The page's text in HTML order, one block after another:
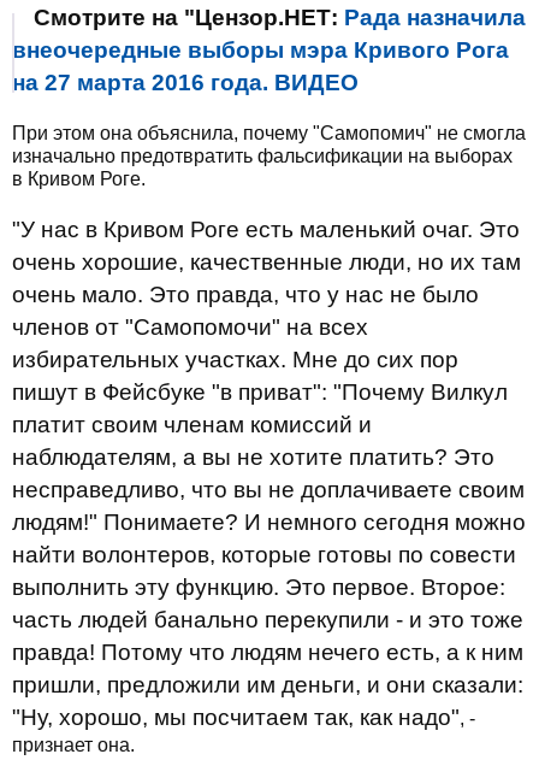
Смотрите на "Цензор.НЕТ: Рада назначила
внеочередные выборы мэра Кривого Рога
на 27 марта 2016 года. ВИДЕО
При этом она объяснила, почему "Самопомич" не смогла
изначально предотвратить фальсификации на выборах
в Кривом Роге.
"У нас в Кривом Роге есть маленький очаг. Это
очень хорошие, качественные люди, но их там
очень мало. Это правда, что у нас не было
членов от "Самопомочи" на всех
избирательных участках. Мне до сих пор
пишут в Фейсбуке "в приват": "Почему Вилкул
платит своим членам комиссий и
наблюдателям, а вы не хотите платить? Это
несправедливо, что вы не доплачиваете своим
людям!" Понимаете? И немного сегодня можно
найти волонтеров, которые готовы по совести
выполнить эту функцию. Это первое. Второе:
часть людей банально перекупили - и это тоже
правда! Потому что людям нечего есть, а к ним
пришли, предложили им деньги, и они сказали:
"Ну, хорошо, мы посчитаем так, как надо", -
признает она.